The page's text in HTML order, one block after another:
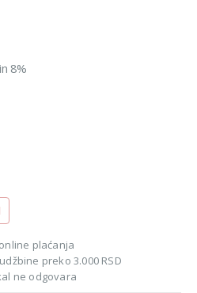
8%
plaćanja
preko 3.000 RSD
ne odgovara